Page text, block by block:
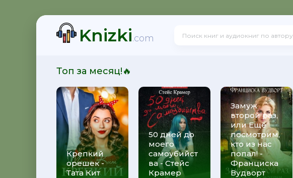
Knizki.com
Топ за месяц!🔥
Крепкий
орешек -
Тата Кит
50 дней до
моего
самоубийст
ва - Стейс
Крамер
Замуж
второй раз,
или Ещё
посмотрим,
кто из нас
попал! -
Франциска
Вудворт
хорошие привычки и избавиться от плохих - Джеймс Клир